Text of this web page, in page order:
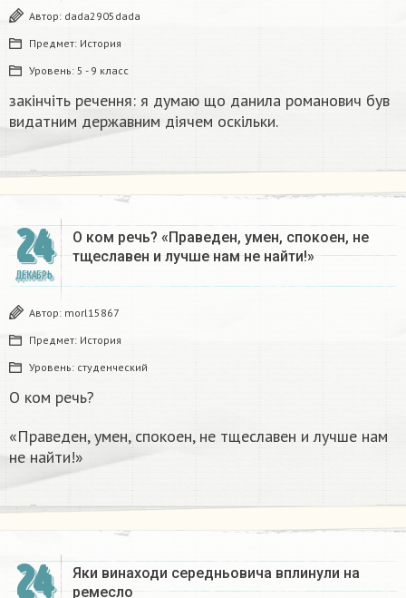
Автор: dada2905dada
Предмет: История
Уровень: 5 - 9 класс
закінчіть речення: я думаю що данила романович був
видатним державним діячем оскільки.
24
ДЕКАБРЬ
О ком речь? «Праведен, умен, спокоен, не
тщеславен и лучше нам не найти!»
Автор: morl15867
Предмет: История
Уровень: студенческий
О ком речь?
«Праведен, умен, спокоен, не тщеславен и лучше нам
не найти!»
24
Яки винаходи середньовича вплинули на
ремесло